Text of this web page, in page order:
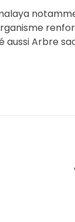
Arbre